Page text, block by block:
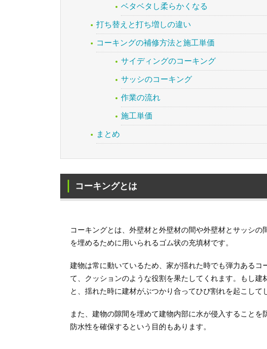
ベタベタし柔らかくなる
打ち替えと打ち増しの違い
コーキングの補修方法と施工単価
サイディングのコーキング
サッシのコーキング
作業の流れ
施工単価
まとめ
コーキングとは
コーキングとは、外壁材と外壁材の間や外壁材とサッシの
を埋めるために用いられるゴム状の充填材です。
建物は常に動いているため、家が揺れた時でも弾力あるコ
て、クッションのような役割を果たしてくれます。もし建
と、揺れた時に建材がぶつかり合ってひび割れを起こして
また、建物の隙間を埋めて建物内部に水が侵入することを
防水性を確保するという目的もあります。